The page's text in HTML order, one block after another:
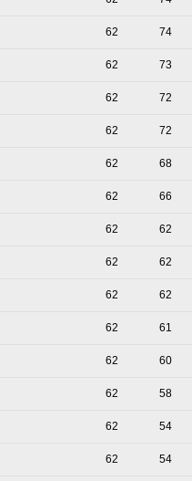
62 74
62 73
62 72
62 72
62 68
62 66
62 62
62 62
62 62
62 61
62 60
62 58
62 54
62 54